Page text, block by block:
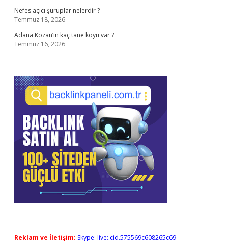
Nefes açıcı şuruplar nelerdir ?
Temmuz 18, 2026
Adana Kozan’ın kaç tane köyü var ?
Temmuz 16, 2026
Reklam ve İletişim: Skype: live:.cid.575569c608265c69